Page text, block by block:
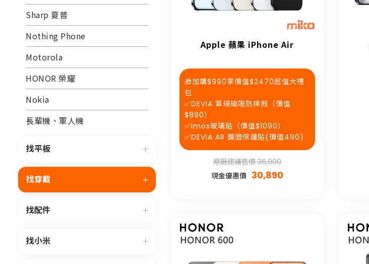
Sharp 夏普
Nothing Phone
Motorola
HONOR 榮耀
Nokia
長輩機、軍人機
找平板
找穿戴
找配件
找小米
Apple 蘋果 iPhone Air
🎁加購$990享價值$2470超值大禮
包
✅DEVIA 軍規磁吸防摔殼（價值
$890）
✅imos玻璃貼（價值$1090）
✅DEVIA AR 鏡頭保護貼(價值490)
原廠建議售價 36,900
現金優惠價 30,890